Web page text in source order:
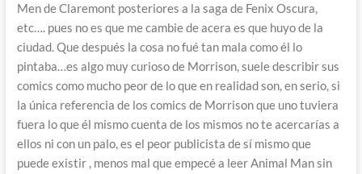
Men de Claremont posteriores a la saga de Fenix Oscura,
etc…. pues no es que me cambie de acera es que huyo de la
ciudad. Que después la cosa no fué tan mala como él lo
pintaba…es algo muy curioso de Morrison, suele describir sus
comics como mucho peor de lo que en realidad son, en serio, si
la única referencia de los comics de Morrison que uno tuviera
fuera lo que él mismo cuenta de los mismos no te acercarías a
ellos ni con un palo, es el peor publicista de sí mismo que
puede existir , menos mal que empecé a leer Animal Man sin